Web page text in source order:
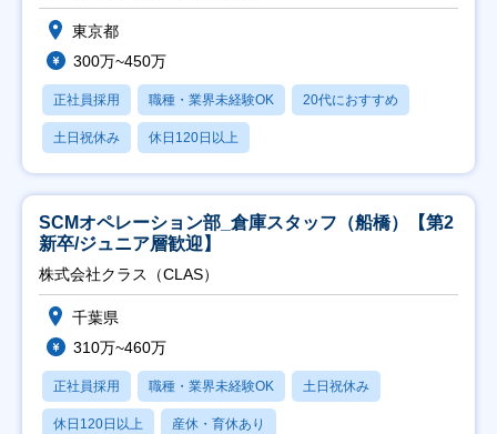
東京都
300万~450万
正社員採用 職種・業界未経験OK 20代におすすめ
土日祝休み 休日120日以上
SCMオペレーション部_倉庫スタッフ（船橋）【第2
新卒/ジュニア層歓迎】
株式会社クラス（CLAS）
千葉県
310万~460万
正社員採用 職種・業界未経験OK 土日祝休み
休日120日以上 産休・育休あり